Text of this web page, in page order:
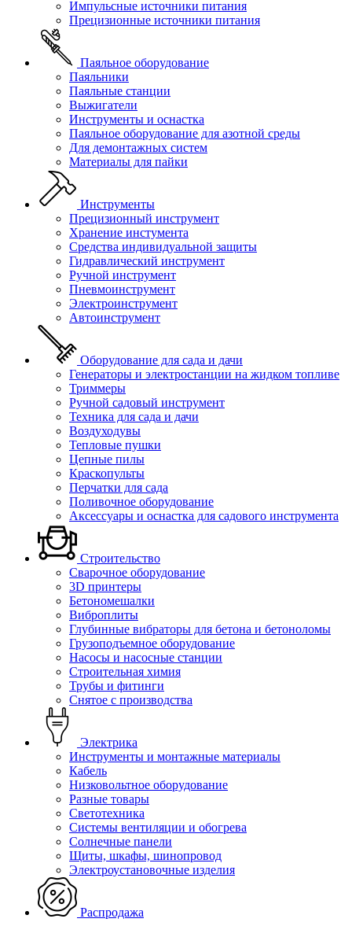
Импульсные источники питания
Прецизионные источники питания
Паяльное оборудование
Паяльники
Паяльные станции
Выжигатели
Инструменты и оснастка
Паяльное оборудование для азотной среды
Для демонтажных систем
Материалы для пайки
Инструменты
Прецизионный инструмент
Хранение инстумента
Средства индивидуальной защиты
Гидравлический инструмент
Ручной инструмент
Пневмоинструмент
Электроинструмент
Автоинструмент
Оборудование для сада и дачи
Генераторы и электростанции на жидком топливе
Триммеры
Ручной садовый инструмент
Техника для сада и дачи
Воздуходувы
Тепловые пушки
Цепные пилы
Краскопульты
Перчатки для сада
Поливочное оборудование
Аксессуары и оснастка для садового инструмента
Строительство
Сварочное оборудование
3D принтеры
Бетономешалки
Виброплиты
Глубинные вибраторы для бетона и бетоноломы
Грузоподъемное оборудование
Насосы и насосные станции
Строительная химия
Трубы и фитинги
Снятое с производства
Электрика
Инструменты и монтажные материалы
Кабель
Низковольтное оборудование
Разные товары
Светотехника
Системы вентиляции и обогрева
Солнечные панели
Щиты, шкафы, шинопровод
Электроустановочные изделия
Распродажа